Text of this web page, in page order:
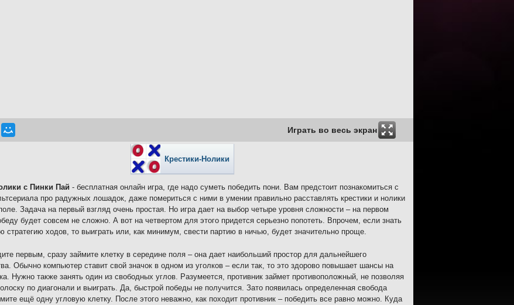
Играть во весь экран
Крестики-Нолики
с Пинки Пай - бесплатная онлайн игра, где надо суметь победить пони. Вам предстоит познакомиться с
про радужных лошадок, даже помериться с ними в умении правильно расставлять крестики и нолики
Задача на первый взгляд очень простая. Но игра дает на выбор четыре уровня сложности – на первом
будет совсем не сложно. А вот на четвертом для этого придется серьезно попотеть. Впрочем, если знать
стратегию ходов, то выиграть или, как минимум, свести партию в ничью, будет значительно проще.
первым, сразу займите клетку в середине поля – она дает наибольший простор для дальнейшего
Обычно компьютер ставит свой значок в одном из уголков – если так, то это здорово повышает шансы на
Нужно также занять один из свободных углов. Разумеется, противник займет противоположный, не позволяя
по диагонали и выиграть. Да, быстрой победы не получится. Зато появилась определенная свобода
ещё одну угловую клетку. После этого неважно, как походит противник – победить все равно можно. Куда